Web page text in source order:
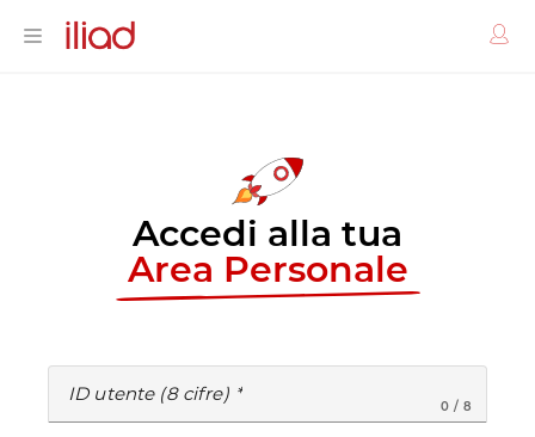
Accedi alla tua
Area Personale
ID utente (8 cifre)
0 / 8